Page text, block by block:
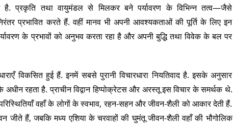
प्रकृति तथा वायुमंडल से मिलकर बने पर्यावरण के विभिन्न तत्व—जैसे
प्रभावित करते हैं. वहीं मानव भी अपनी आवश्यकताओं की पूर्ति के लिए इन
के प्रभावों को अनुभव करता रहा है और अपनी बुद्धि तथा विवेक के बल पर
विकसित हुई हैं. इनमें सबसे पुरानी विचारधारा नियतिवाद है. इसके अनुसार
अधीन रहता है. प्राचीन विद्वान हिप्पोक्रेटस और अरस्तू इस विचार के समर्थक थे.
वहाँ के लोगों के स्वभाव, रहन-सहन और जीवन-शैली को आकार देती हैं.
जीते हैं, जबकि मध्य एशिया के चरवाहों की घुमंतू जीवन-शैली वहाँ की भौगोलिक